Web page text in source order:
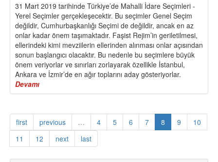
31 Mart 2019 tarihinde Türkiye’de Mahalli İdare Seçimleri -
Yerel Seçimler gerçekleşecektir. Bu seçimler Genel Seçim
değildir, Cumhurbaşkanlığı Seçimi de değildir, ancak en az
onlar kadar önem taşımaktadır. Faşist Rejim’in geriletilmesi,
ellerindeki kimi mevziilerin ellerinden alınması onlar açısından
sonun başlangıcı olacaktır. Bu nedenle bu seçimlere büyük
önem veriyorlar ve sınırları zorlayarak özellikle İstanbul,
Ankara ve İzmir’de en ağır toplarını aday gösteriyorlar.
Devamı
Güncel
MHP
Destekli
AKP
-
first previous … 4 5 6 7 8 9
10
11
12 next last